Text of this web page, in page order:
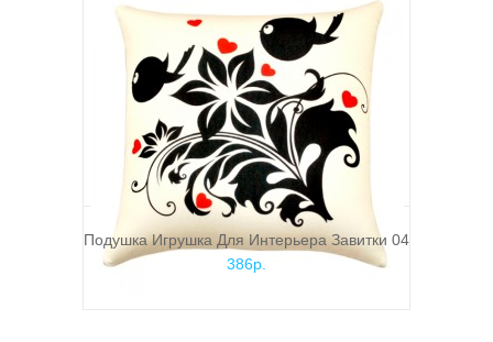
Подушка Игрушка Для Интерьера Завитки 04
386р.